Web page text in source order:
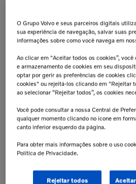
B11R,B9R,B9S,B13R
Volvo - Reman
R$ 23,26 Peças Clássicas
O Grupo Volvo e seus parceiros digitais
sua experiência de navegação, salvar suas
informações sobre como você navega em
Ao clicar em "Aceitar todos os cookies”,
e armazenamento de cookies em seu
optar por gerir as preferências de cookies
cookies" ou rejeitá-los clicando em "Rejeitar
ao selecionar “Rejeitar todos”, os cookies
Você pode consultar a nossa Central de
qualquer momento clicando no ícone em
canto inferior esquerdo da página.
Para obter mais informações sobre o uso
Política de Privacidade.
Rejeitar todos